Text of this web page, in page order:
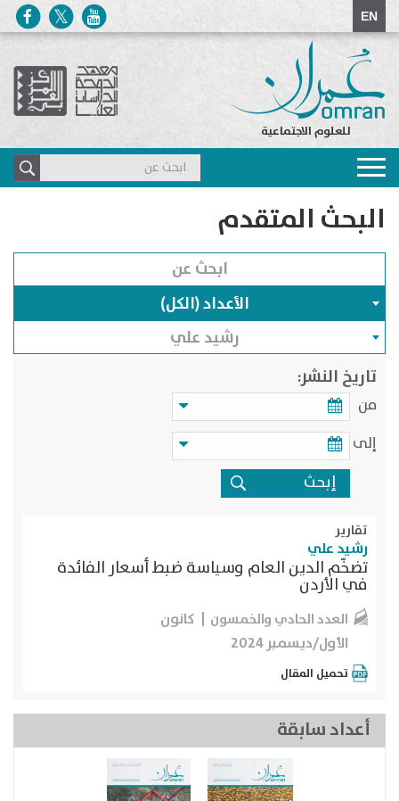
EN
للعلوم الاجتماعية
Toggle
navigation
البحث المتقدم
الأعداد (الكل)
رشيد علي
تاريخ النشر:
من
إلى
تقارير
رشيد علي
تضخّم الدين العام وسياسة ضبط أسعار الفائدة
في الأردن
العدد الحادي والخمسون
كانون
الأول/ديسمبر 2024
تحميل المقال
أعداد سابقة